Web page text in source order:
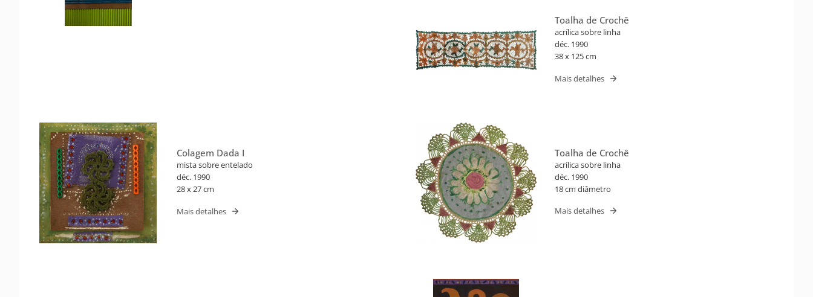
Toalha de Crochê
acrílica sobre linha
déc. 1990
38 x 125 cm
Mais detalhes
Colagem Dada I
mista sobre entelado
déc. 1990
28 x 27 cm
Mais detalhes
Toalha de Crochê
acrílica sobre linha
déc. 1990
18 cm diâmetro
Mais detalhes